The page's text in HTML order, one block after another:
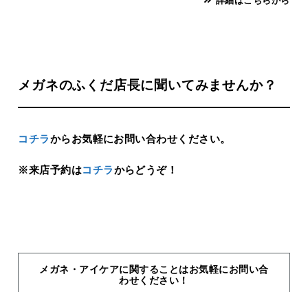
メガネのふくだ店長に聞いてみませんか？
コチラからお気軽にお問い合わせください。
※来店予約はコチラからどうぞ！
メガネ・アイケアに関することはお気軽にお問い合
わせください！